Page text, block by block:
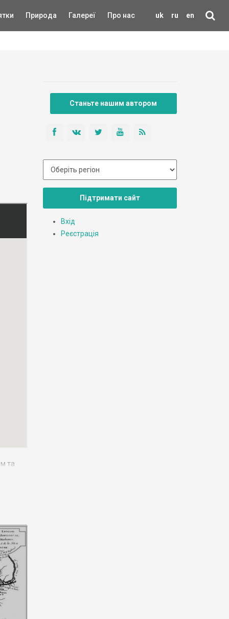
uk ru en
Природа Галереї Про нас
та
Станьте нашим автором
Підтримати сайт
Вхід
Реєстрація